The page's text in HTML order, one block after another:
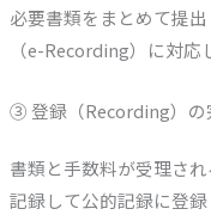
必要書類をまとめて提
（e-Recording）に対応
③ 登録（Recording）の
書類と手数料が受理さ
記録して公的記録に登録